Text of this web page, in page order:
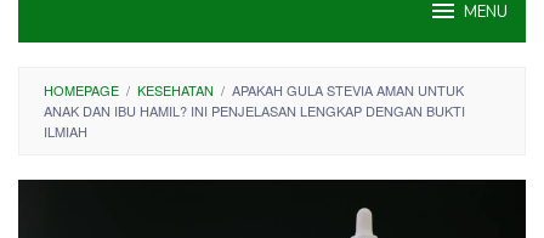
MENU
HOMEPAGE / KESEHATAN / APAKAH GULA STEVIA AMAN UNTUK
ANAK DAN IBU HAMIL? INI PENJELASAN LENGKAP DENGAN BUKTI
ILMIAH